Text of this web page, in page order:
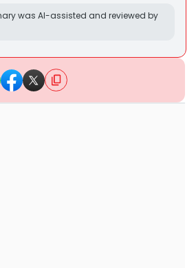
was AI-assisted and reviewed by